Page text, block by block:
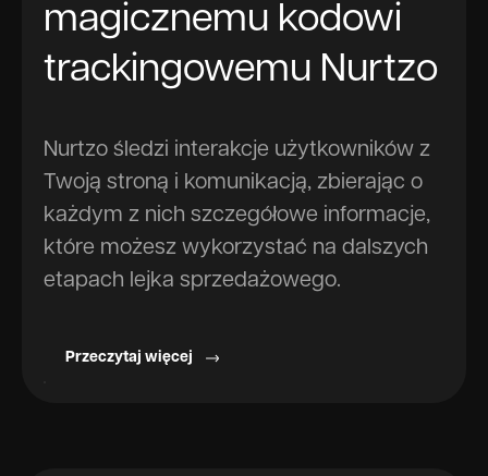
magicznemu kodowi
trackingowemu Nurtzo
Nurtzo śledzi interakcje użytkowników z
Twoją stroną i komunikacją, zbierając o
każdym z nich szczegółowe informacje,
które możesz wykorzystać na dalszych
etapach lejka sprzedażowego.
Przeczytaj więcej